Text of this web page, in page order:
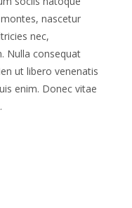
nascetur
nec,
Nulla consequat
ut libero venenatis
enim. Donec vitae